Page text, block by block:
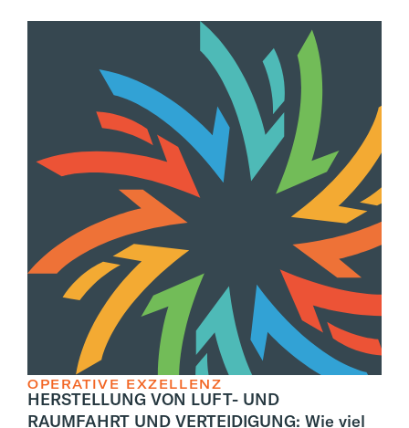
OPERATIVE EXZELLENZ
HERSTELLUNG VON LUFT- UND
RAUMFAHRT UND VERTEIDIGUNG: Wie viel